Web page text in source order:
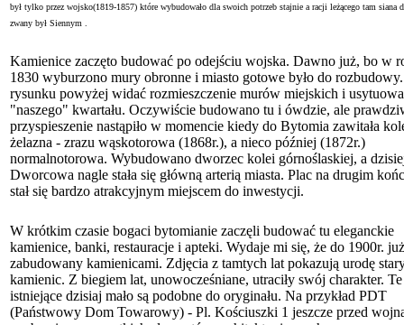
był tylko przez wojsko(1819-1857) które wybudowało dla swoich potrzeb stajnie a racji leżącego tam siana
zwany był Siennym .
Kamienice zaczęto budować po odejściu wojska. Dawno już, bo w
1830 wyburzono mury obronne i miasto gotowe było do
rysunku powyżej widać rozmieszczenie murów miejskich i
"naszego" kwartału. Oczywiście budowano tu i ówdzie, ale
przyspieszenie nastąpiło w momencie kiedy do Bytomia zawitała
żelazna - zrazu wąskotorowa (1868r.), a nieco później (1872r.)
normalnotorowa. Wybudowano dworzec kolei górnoślaskiej, a
Dworcowa nagle stała się główną arterią miasta. Plac na drugim
stał się bardzo atrakcyjnym miejscem do inwestycji.
W krótkim czasie bogaci bytomianie zaczęli budować tu eleganckie
kamienice, banki, restauracje i apteki. Wydaje mi się, że do 1900r.
zabudowany kamienicami. Zdjęcia z tamtych lat pokazują urodę
kamienic. Z biegiem lat, unowocześniane, utraciły swój charakter. Te
istniejące dzisiaj mało są podobne do oryginału. Na przykład PDT
(Państwowy Dom Towarowy) - Pl. Kościuszki 1 jeszcze przed